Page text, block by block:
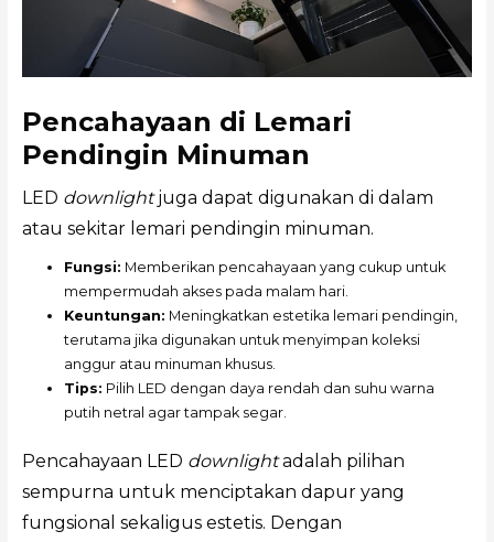
Pencahayaan di Lemari
Pendingin Minuman
LED downlightjuga dapat digunakan di dalam
atau sekitar lemari pendingin minuman.
Fungsi: Memberikan pencahayaan yang cukup untuk
mempermudah akses pada malam hari.
Keuntungan: Meningkatkan estetika lemari pendingin,
terutama jika digunakan untuk menyimpan koleksi
anggur atau minuman khusus.
Tips: Pilih LED dengan daya rendah dan suhu warna
putih netral agar tampak segar.
Pencahayaan LED downlightadalah pilihan
sempurna untuk menciptakan dapur yang
fungsional sekaligus estetis. Dengan